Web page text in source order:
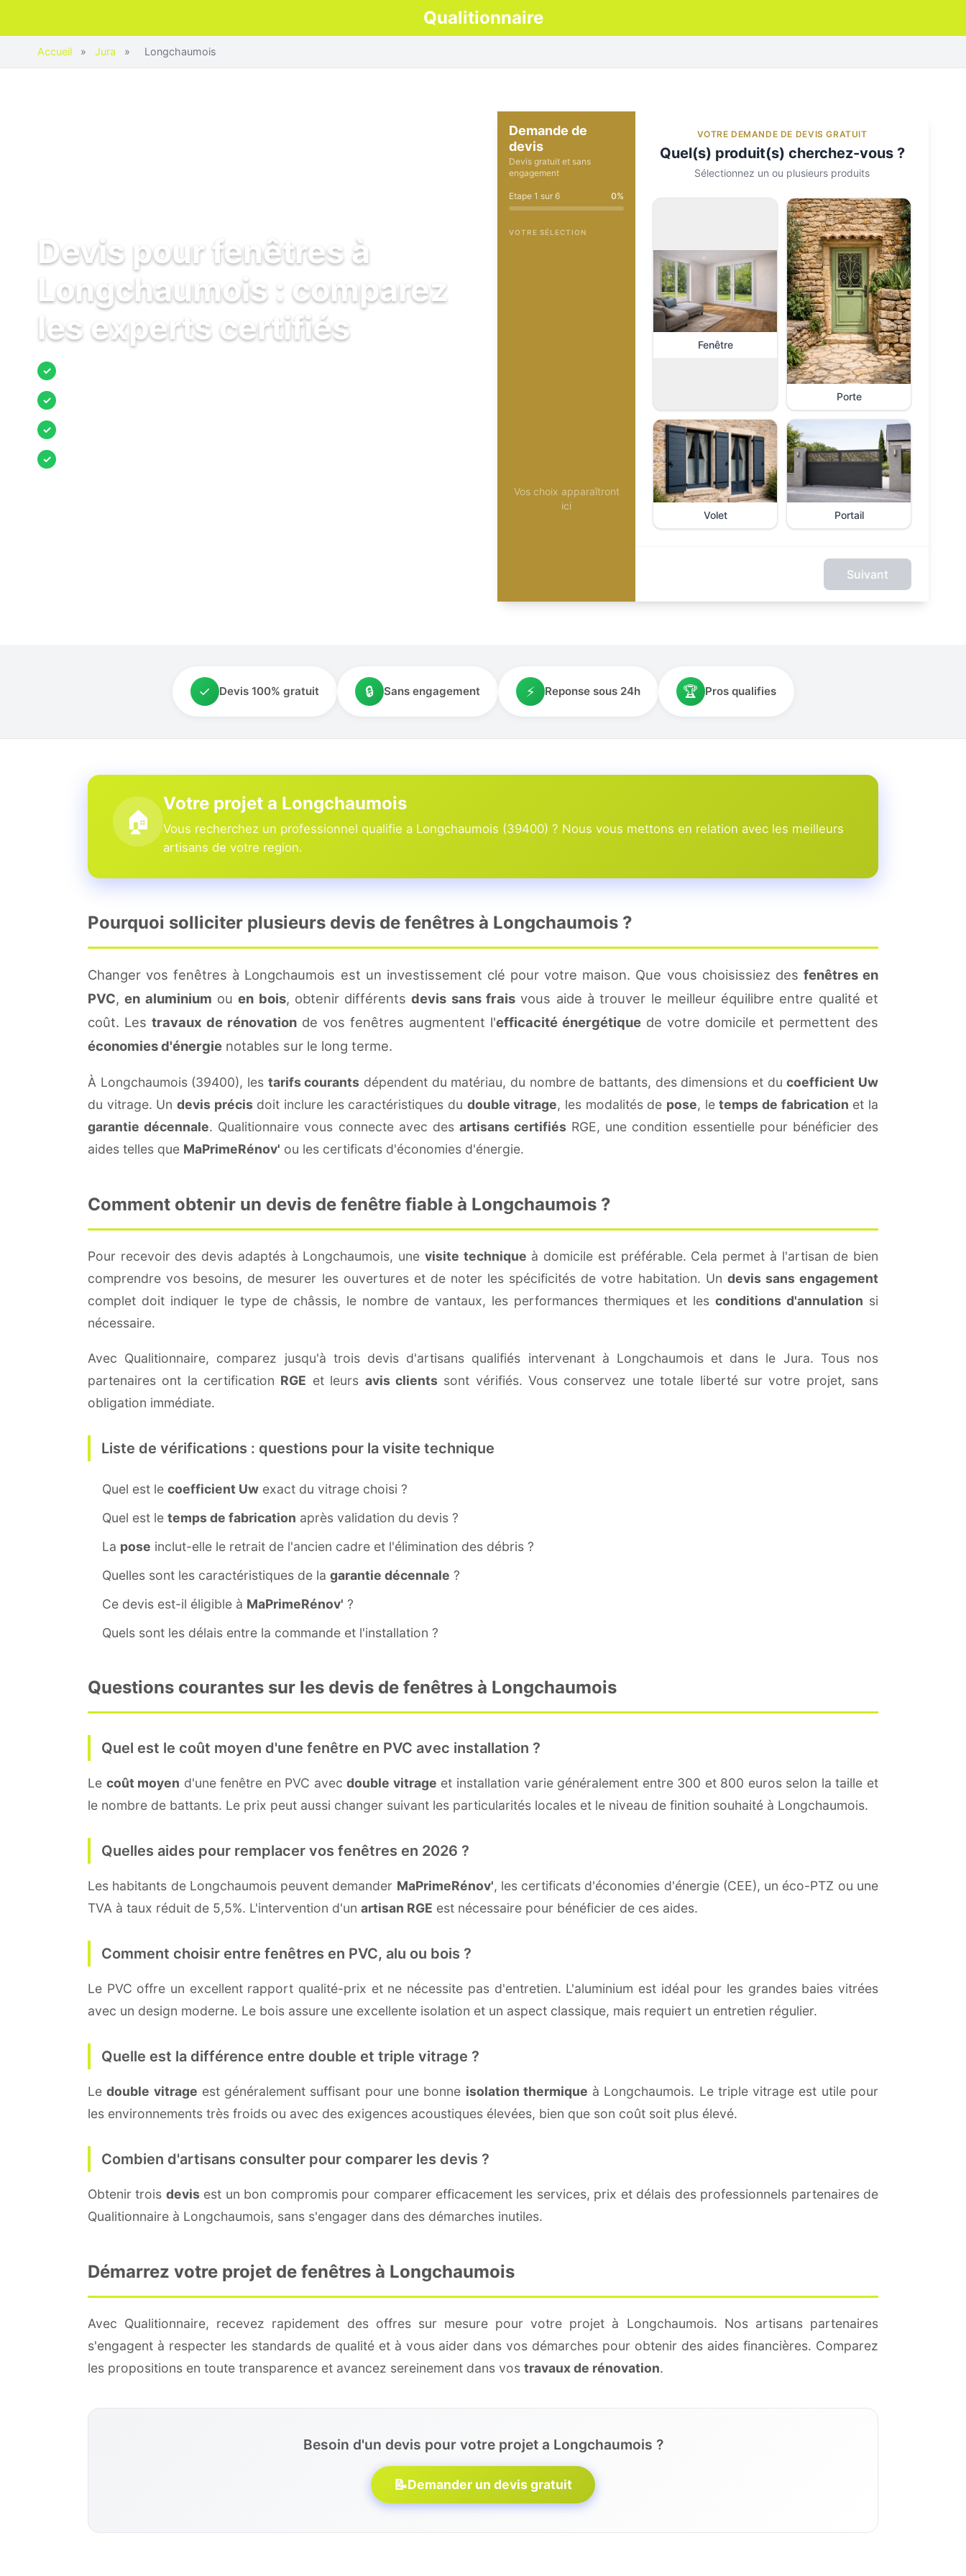
Qualitionnaire
Accueil » Jura » Longchaumois
Devis pour fenêtres à
Longchaumois : comparez
les experts certifiés
✓
✓
✓
✓
Demande de
devis
Devis gratuit et sans
engagement
Etape 1 sur 6 0%
VOTRE SÉLECTION
Vos choix apparaîtront
ici
VOTRE DEMANDE DE DEVIS GRATUIT
Quel(s) produit(s) cherchez-vous ?
Sélectionnez un ou plusieurs produits
Fenêtre
Porte
Volet Portail
Suivant
✓ Devis 100% gratuit 🔒 Sans engagement ⚡ Reponse sous 24h 🏆 Pros qualifies
🏠
Votre projet a Longchaumois
Vous recherchez un professionnel qualifie a Longchaumois (39400) ? Nous vous mettons en relation avec les meilleurs
artisans de votre region.
Pourquoi solliciter plusieurs devis de fenêtres à Longchaumois ?
Changer vos fenêtres à Longchaumois est un investissement clé pour votre maison. Que vous choisissiez des fenêtres en
PVC,en aluminium ouen bois, obtenir différentsdevis sans frais vous aide à trouver le meilleur équilibre entre qualité et
coût. Les travaux de rénovation de vos fenêtres augmentent l'efficacité énergétique de votre domicile et permettent des
économies d'énergie notables sur le long terme.
À Longchaumois (39400), les tarifs courants dépendent du matériau, du nombre de battants, des dimensions et ducoefficient Uw
du vitrage. Un devis précisdoit inclure les caractéristiques du double vitrage, les modalités de pose, letemps de fabrication et la
garantie décennale. Qualitionnaire vous connecte avec des artisans certifiés RGE, une condition essentielle pour bénéficier des
aides telles que MaPrimeRénov' ou les certificats d'économies d'énergie.
Comment obtenir un devis de fenêtre fiable à Longchaumois ?
Pour recevoir des devis adaptés à Longchaumois, une visite technique à domicile est préférable. Cela permet à l'artisan de bien
comprendre vos besoins, de mesurer les ouvertures et de noter les spécificités de votre habitation. Un devis sans engagement
complet doit indiquer le type de châssis, le nombre de vantaux, les performances thermiques et les conditions d'annulation si
nécessaire.
Avec Qualitionnaire, comparez jusqu'à trois devis d'artisans qualifiés intervenant à Longchaumois et dans le Jura. Tous nos
partenaires ont la certification RGE et leurs avis clientssont vérifiés. Vous conservez une totale liberté sur votre projet, sans
obligation immédiate.
Liste de vérifications : questions pour la visite technique
Quel est le coefficient Uw exact du vitrage choisi ?
Quel est le temps de fabrication après validation du devis ?
La pose inclut-elle le retrait de l'ancien cadre et l'élimination des débris ?
Quelles sont les caractéristiques de la garantie décennale ?
Ce devis est-il éligible à MaPrimeRénov' ?
Quels sont les délais entre la commande et l'installation ?
Questions courantes sur les devis de fenêtres à Longchaumois
Quel est le coût moyen d'une fenêtre en PVC avec installation ?
Le coût moyen d'une fenêtre en PVC avecdouble vitrage et installation varie généralement entre 300 et 800 euros selon la taille et
le nombre de battants. Le prix peut aussi changer suivant les particularités locales et le niveau de finition souhaité à Longchaumois.
Quelles aides pour remplacer vos fenêtres en 2026 ?
Les habitants de Longchaumois peuvent demander MaPrimeRénov', les certificats d'économies d'énergie (CEE), un éco-PTZ ou une
TVA à taux réduit de 5,5%. L'intervention d'un artisan RGE est nécessaire pour bénéficier de ces aides.
Comment choisir entre fenêtres en PVC, alu ou bois ?
Le PVC offre un excellent rapport qualité-prix et ne nécessite pas d'entretien. L'aluminium est idéal pour les grandes baies vitrées
avec un design moderne. Le bois assure une excellente isolation et un aspect classique, mais requiert un entretien régulier.
Quelle est la différence entre double et triple vitrage ?
Ledouble vitrage est généralement suffisant pour une bonne isolation thermique à Longchaumois. Le triple vitrage est utile pour
les environnements très froids ou avec des exigences acoustiques élevées, bien que son coût soit plus élevé.
Combien d'artisans consulter pour comparer les devis ?
Obtenir trois devisest un bon compromis pour comparer efficacement les services, prix et délais des professionnels partenaires de
Qualitionnaire à Longchaumois, sans s'engager dans des démarches inutiles.
Démarrez votre projet de fenêtres à Longchaumois
Avec Qualitionnaire, recevez rapidement des offres sur mesure pour votre projet à Longchaumois. Nos artisans partenaires
s'engagent à respecter les standards de qualité et à vous aider dans vos démarches pour obtenir des aides financières. Comparez
les propositions en toute transparence et avancez sereinement dans vos travaux de rénovation.
Besoin d'un devis pour votre projet a Longchaumois ?
📝Demander un devis gratuit